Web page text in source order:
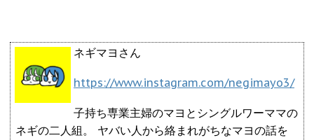
ネギマヨさん
https://www.instagram.com/negimayo3/
子持ち専業主婦のマヨとシングルワーママの
ネギの二人組。 ヤバい人から絡まれがちなマヨの話を